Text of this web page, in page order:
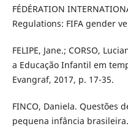
FÉDÉRATION
Regulations: FIFA gender
FELIPE, Jane.; CORSO,
a Educação Infantil em
Evangraf, 2017, p. 17-35.
FINCO, Daniela. Questões
pequena infância